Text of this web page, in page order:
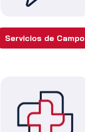
Servicios de Campo